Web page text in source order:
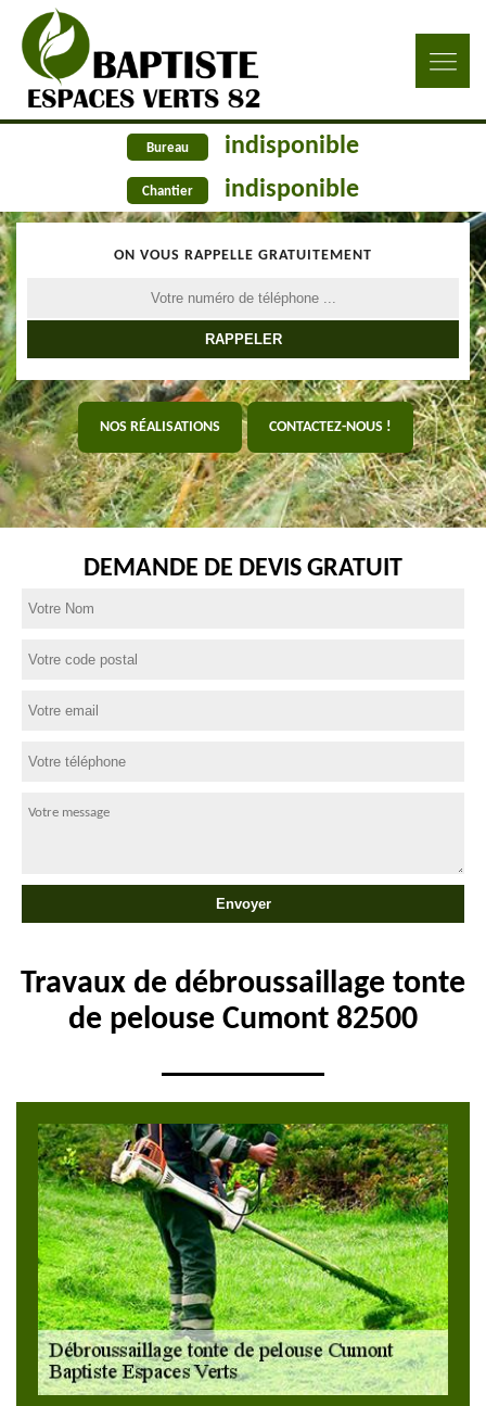
Bureau indisponible
Chantier indisponible
ON VOUS RAPPELLE GRATUITEMENT
NOS RÉALISATIONS CONTACTEZ-NOUS !
DEMANDE DE DEVIS GRATUIT
Travaux de débroussaillage tonte
de pelouse Cumont 82500